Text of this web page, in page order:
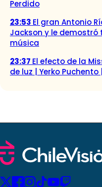
Perdido
23:53 El gran Antonio
Jackson y le
música
23:37 El efecto de la
de luz | Yerko